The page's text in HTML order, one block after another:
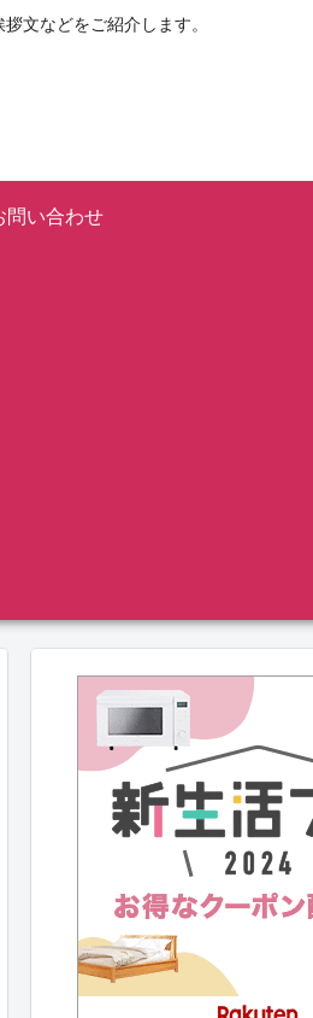
文などをご紹介します。
問い合わせ